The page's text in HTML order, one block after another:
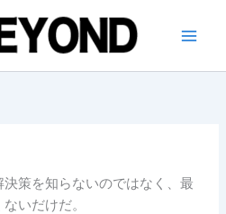
策を知らないのではなく、最
いだけだ。